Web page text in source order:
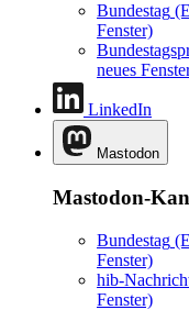
Bundestag
Fenster)
neues
LinkedIn
Mastodon
Mastodon-
Bundestag
Fenster)
hib-
Fenster)